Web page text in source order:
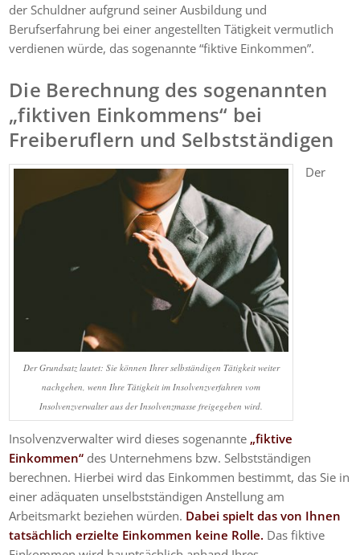
der Schuldner aufgrund seiner Ausbildung und
Berufserfahrung bei einer angestellten Tätigkeit vermutlich
verdienen würde, das sogenannte “fiktive Einkommen”.
Die Berechnung des sogenannten
„fiktiven Einkommens“ bei
Freiberuflern und Selbstständigen
Der Grundsatz lautet: Sie können Ihrer selbständigen Tätigkeit weiter
nachgehen, wenn Ihre Tätigkeit im Insolvenzverfahren vom
Insolvenzverwalter aus der Insolvenzmasse freigegeben wird.
Der
Insolvenzverwalter wird dieses sogenannte „fiktive
Einkommen“ des Unternehmens bzw. Selbstständigen
berechnen. Hierbei wird das Einkommen bestimmt, das Sie in
einer adäquaten unselbstständigen Anstellung am
Arbeitsmarkt beziehen würden. Dabei spielt das von Ihnen
tatsächlich erzielte Einkommen keine Rolle. Das fiktive